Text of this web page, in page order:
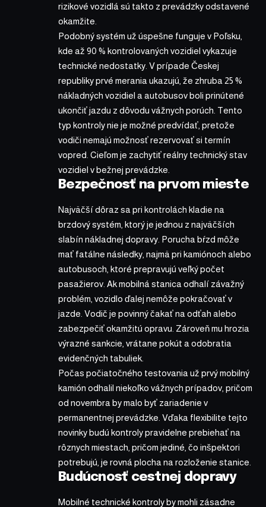
rizikové vozidlá sú takto z prevádzky odstavené
okamžite.
Podobný systém už úspešne funguje v Poľsku,
kde až 90 % kontrolovaných vozidiel vykazuje
technické nedostatky. V prípade Českej
republiky prvé merania ukazujú, že zhruba 25 %
nákladných vozidiel a autobusov boli prinútené
ukončiť jazdu z dôvodu vážnych porúch. Tento
typ kontroly nie je možné predvídať, pretože
vodiči nemajú možnosť rezervovať si termín
vopred. Cieľom je zachytiť reálny technický stav
vozidiel v bežnej prevádzke.
Bezpečnosť na prvom mieste
Najväčší dôraz sa pri kontrolách kladie na
brzdový systém, ktorý je jednou z najväčších
slabín nákladnej dopravy. Porucha bŕzd môže
mať fatálne následky, najmä pri kamiónoch alebo
autobusoch, ktoré prepravujú veľký počet
pasažierov. Ak mobilná stanica odhalí závažný
problém, vozidlo ďalej nemôže pokračovať v
jazde. Vodič je povinný čakať na odťah alebo
zabezpečiť okamžitú opravu. Zároveň mu hrozia
výrazné sankcie, vrátane pokút a odobratia
evidenčných tabuliek.
Počas počiatočného testovania už prvý mobilný
kamión odhalil niekoľko vážnych prípadov, pričom
od novembra by malo byť zariadenie v
permanentnej prevádzke. Vďaka flexibilite tejto
novinky budú kontroly pravidelne prebiehať na
rôznych miestach, pričom jediné, čo inšpektori
potrebujú, je rovná plocha na rozloženie stanice.
Budúcnosť cestnej dopravy
Mobilné technické kontroly by mohli zásadne